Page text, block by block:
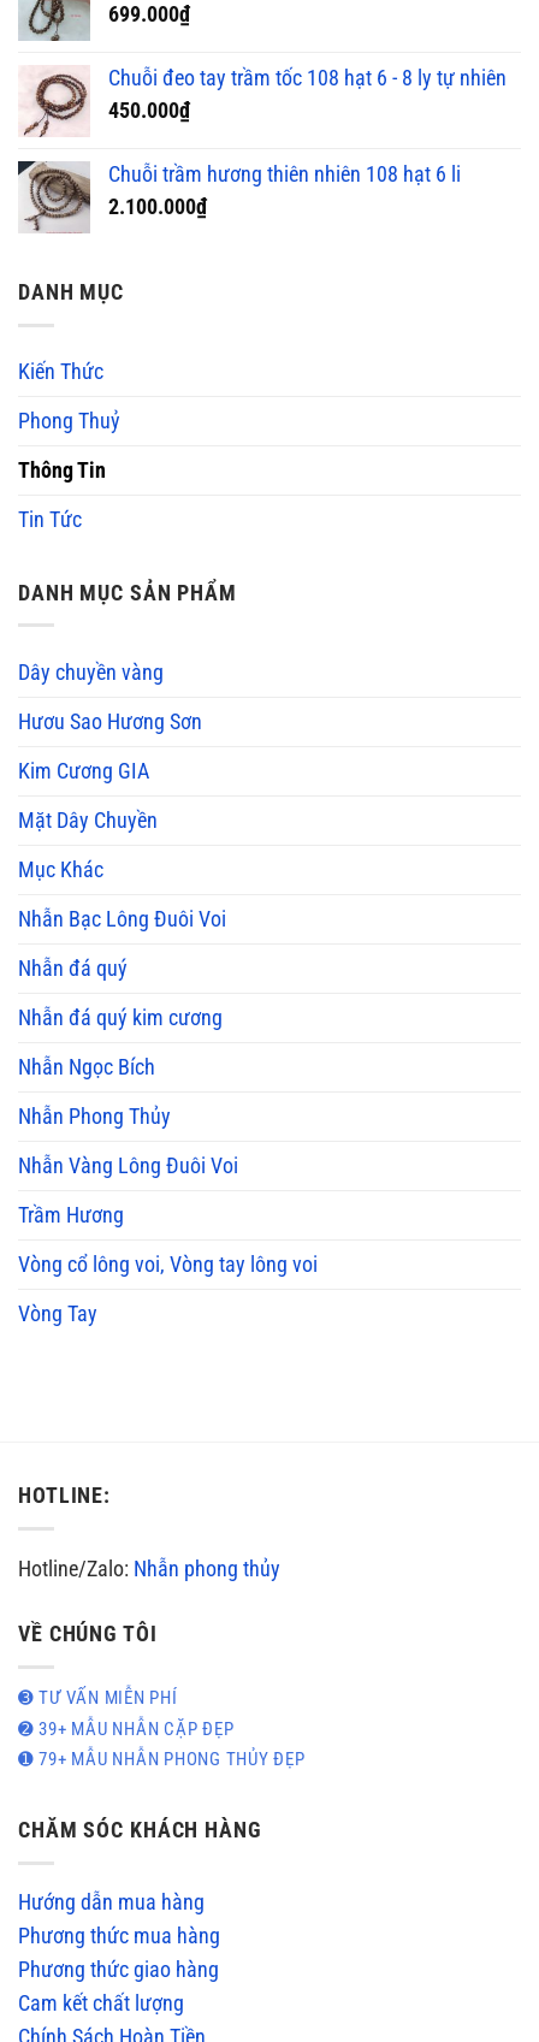
699.000₫
Chuỗi đeo tay trầm tốc 108 hạt 6 - 8 ly tự nhiên
450.000₫
Chuỗi trầm hương thiên nhiên 108 hạt 6 li
2.100.000₫
DANH MỤC
Kiến Thức
Phong Thuỷ
Thông Tin
Tin Tức
DANH MỤC SẢN PHẨM
Dây chuyền vàng
Hươu Sao Hương Sơn
Kim Cương GIA
Mặt Dây Chuyền
Mục Khác
Nhẫn Bạc Lông Đuôi Voi
Nhẫn đá quý
Nhẫn đá quý kim cương
Nhẫn Ngọc Bích
Nhẫn Phong Thủy
Nhẫn Vàng Lông Đuôi Voi
Trầm Hương
Vòng cổ lông voi, Vòng tay lông voi
Vòng Tay
HOTLINE:
Hotline/Zalo: Nhẫn phong thủy
VỀ CHÚNG TÔI
➌ TƯ VẤN MIỄN PHÍ
➋ 39+ MẪU NHẪN CẶP ĐẸP
➊ 79+ MẪU NHẪN PHONG THỦY ĐẸP
CHĂM SÓC KHÁCH HÀNG
Hướng dẫn mua hàng
Phương thức mua hàng
Phương thức giao hàng
Cam kết chất lượng